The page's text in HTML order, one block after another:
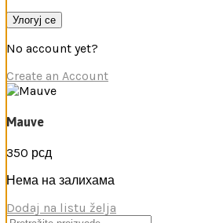
Улогуј се
No account yet?
Create an Account
Mauve
350 рсд
Нема на залихама
Dodaj na listu želja